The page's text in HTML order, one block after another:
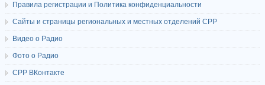
Правила регистрации и Политика конфиденциальности
Сайты и страницы региональных и местных отделений СРР
Видео о Радио
Фото о Радио
СРР ВКонтакте